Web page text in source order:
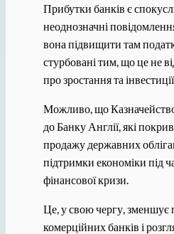
Прибутки банків є
неоднозначні
вона підвищити там
стурбовані тим, що це не
про зростання та інвестиції.
Можливо, що
до Банку Англії, які
продажу державних
підтримки економіки під
фінансової кризи.
Це, у свою чергу, зменшує
комерційних банків і